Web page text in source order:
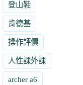
登山鞋
肯德基
操作評價
人性課外課
archer a6